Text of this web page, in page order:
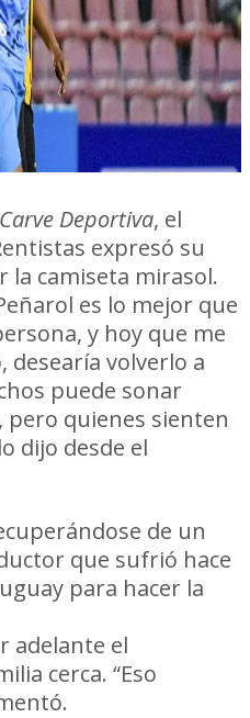
Carve Deportiva, el
expresó su
la camiseta mirasol.
es lo mejor que
y hoy que me
desearía volverlo a
puede sonar
pero quienes sienten
dijo desde el
de un
que sufrió hace
para hacer la
adelante el
cerca. “Eso